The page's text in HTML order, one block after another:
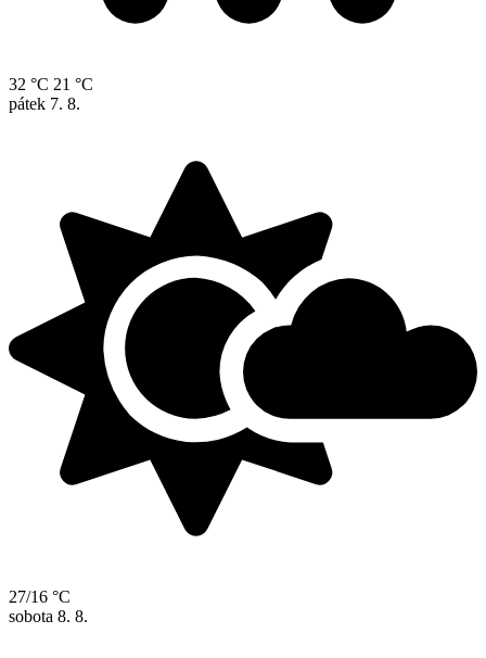
32 °C 21 °C
pátek 7. 8.
27/16 °C
sobota 8. 8.